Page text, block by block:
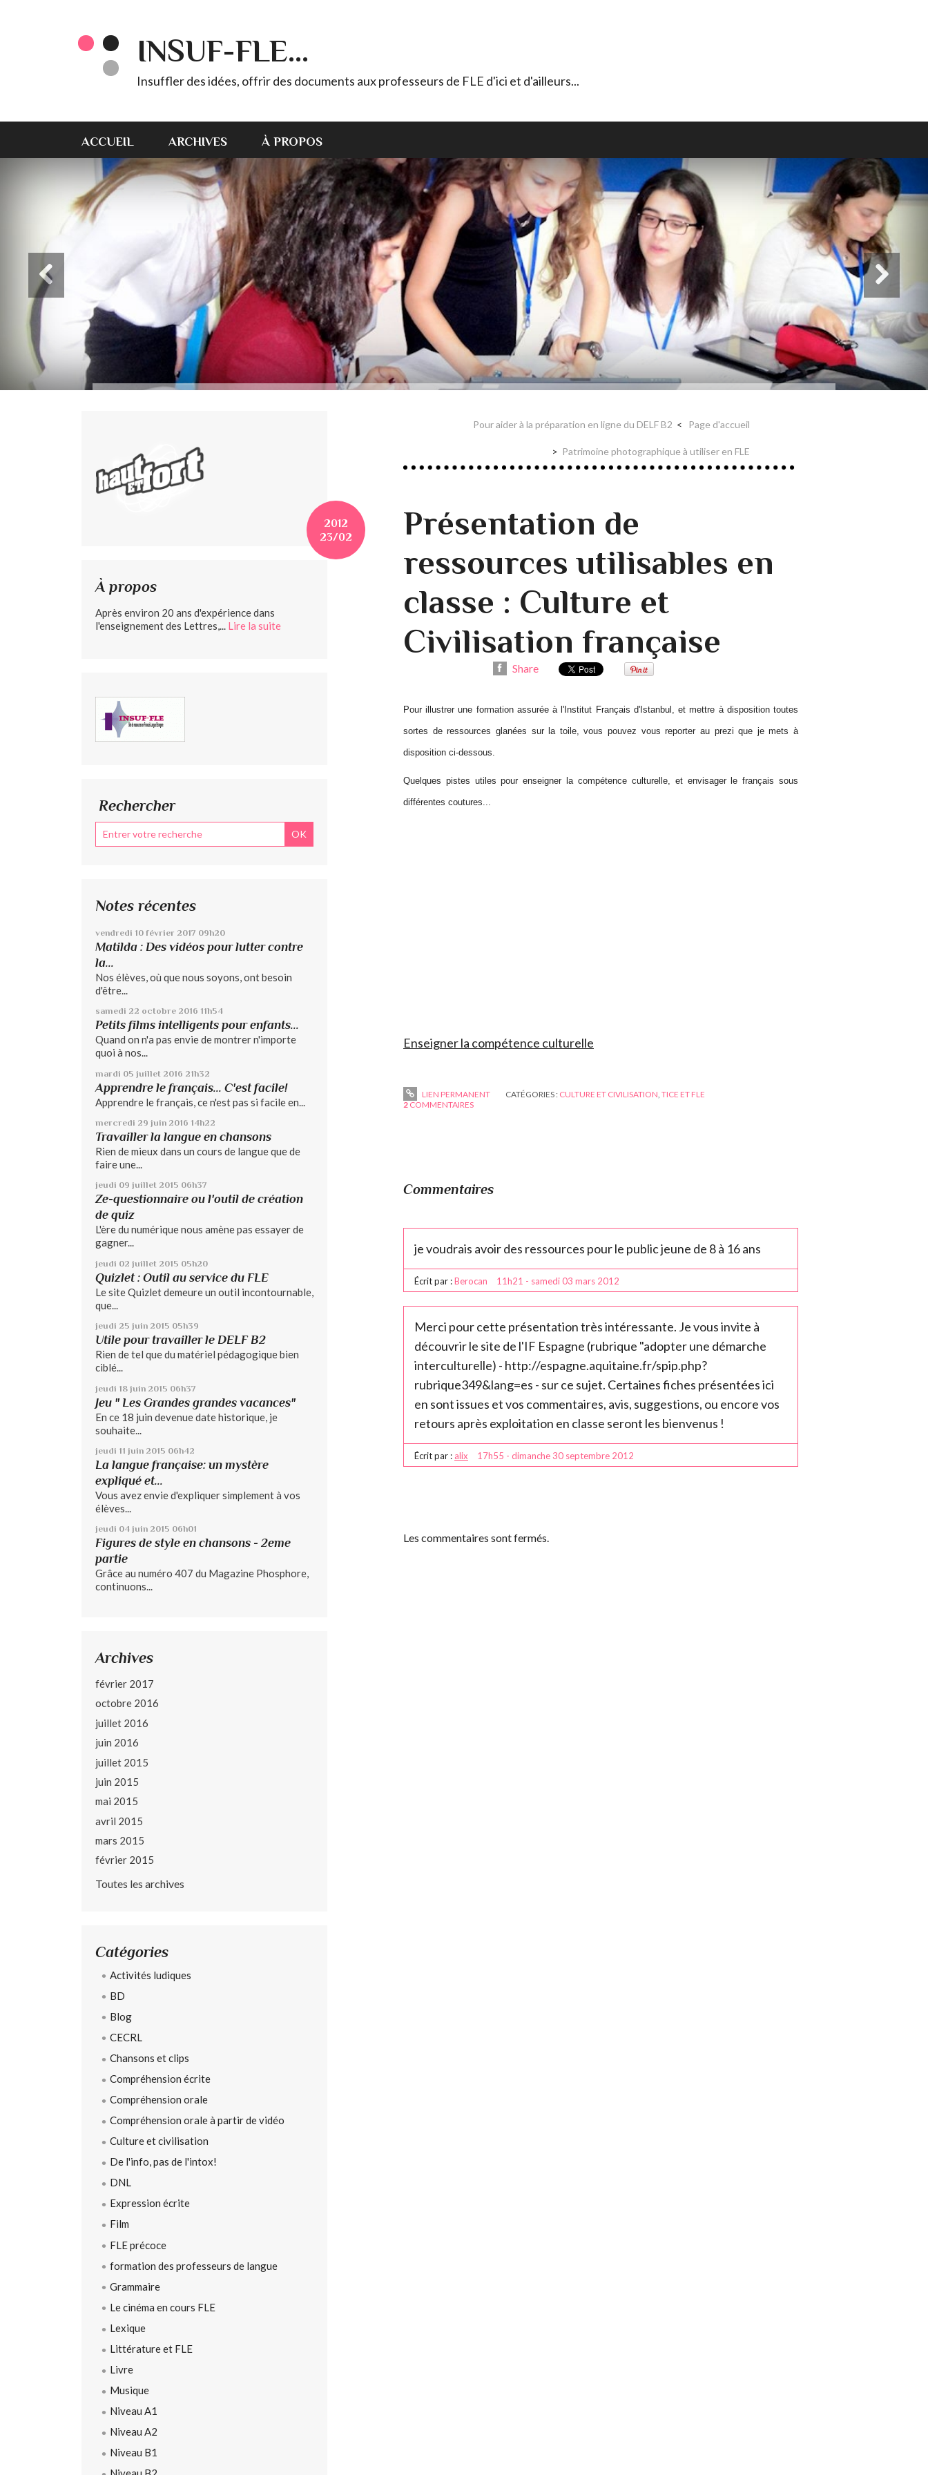
INSUF-FLE...
Insuffler des idées, offrir des documents aux professeurs de FLE d'ici et d'ailleurs...
ACCUEIL ARCHIVES À PROPOS
À propos
Après environ 20 ans d'expérience dans
l'enseignement des Lettres,... Lire la suite
Rechercher
Notes récentes
vendredi 10 février 2017 09h20
Matilda : Des vidéos pour lutter contre
la...
Nos élèves, où que nous soyons, ont besoin
d'être...
samedi 22 octobre 2016 11h54
Petits films intelligents pour enfants...
Quand on n'a pas envie de montrer n'importe
quoi à nos...
mardi 05 juillet 2016 21h32
Apprendre le français... C'est facile!
Apprendre le français, ce n'est pas si facile en...
mercredi 29 juin 2016 14h22
Travailler la langue en chansons
Rien de mieux dans un cours de langue que de
faire une...
jeudi 09 juillet 2015 06h37
Ze-questionnaire ou l'outil de création
de quiz
L'ère du numérique nous amène pas essayer de
gagner...
jeudi 02 juillet 2015 05h20
Quizlet : Outil au service du FLE
Le site Quizlet demeure un outil incontournable,
que...
jeudi 25 juin 2015 05h39
Utile pour travailler le DELF B2
Rien de tel que du matériel pédagogique bien
ciblé...
jeudi 18 juin 2015 06h37
Jeu " Les Grandes grandes vacances"
En ce 18 juin devenue date historique, je
souhaite...
jeudi 11 juin 2015 06h42
La langue française: un mystère
expliqué et...
Vous avez envie d'expliquer simplement à vos
élèves...
jeudi 04 juin 2015 06h01
Figures de style en chansons - 2eme
partie
Grâce au numéro 407 du Magazine Phosphore,
continuons...
Archives
février 2017
octobre 2016
juillet 2016
juin 2016
juillet 2015
juin 2015
mai 2015
avril 2015
mars 2015
février 2015
Toutes les archives
Catégories
Activités ludiques
BD
Blog
CECRL
Chansons et clips
Compréhension écrite
Compréhension orale
Compréhension orale à partir de vidéo
Culture et civilisation
De l'info, pas de l'intox!
DNL
Expression écrite
Film
FLE précoce
formation des professeurs de langue
Grammaire
Le cinéma en cours FLE
Lexique
Littérature et FLE
Livre
Musique
Niveau A1
Niveau A2
Niveau B1
Pour aider à la préparation en ligne du DELF B2 Page d'accueil
Patrimoine photographique à utiliser en FLE
2012
23/02
Présentation de
ressources utilisables en
classe : Culture et
Civilisation française
Share
Pour illustrer une formation assurée à l'Institut Français d'Istanbul, et mettre à disposition toutes
sortes de ressources glanées sur la toile, vous pouvez vous reporter au prezi que je mets à
disposition ci-dessous.
Quelques pistes utiles pour enseigner la compétence culturelle, et envisager le français sous
différentes coutures...
Enseigner la compétence culturelle
LIEN PERMANENT CATÉGORIES : CULTURE ET CIVILISATION, TICE ET FLE
2COMMENTAIRES
Commentaires
je voudrais avoir des ressources pour le public jeune de 8 à 16 ans
Écrit par :Berocan 11h21 - samedi 03 mars 2012
Merci pour cette présentation très intéressante. Je vous invite à
découvrir le site de l'IF Espagne (rubrique "adopter une démarche
interculturelle) - http://espagne.aquitaine.fr/spip.php?
rubrique349&lang=es - sur ce sujet. Certaines fiches présentées ici
en sont issues et vos commentaires, avis, suggestions, ou encore vos
retours après exploitation en classe seront les bienvenus !
Écrit par : alix 17h55 - dimanche 30 septembre 2012
Les commentaires sont fermés.